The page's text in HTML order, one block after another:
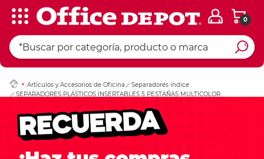
0
Artículos y Accesorios de Oficina
Separadores índice
SEPARADORES PLÁSTICOS INSERTABLES 5 PESTAÑAS MULTICOLOR.
Ingresar Codigo